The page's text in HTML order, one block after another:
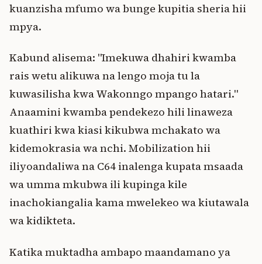
kuanzisha mfumo wa bunge kupitia sheria hii
mpya.
Kabund alisema: "Imekuwa dhahiri kwamba
rais wetu alikuwa na lengo moja tu la
kuwasilisha kwa Wakonngo mpango hatari."
Anaamini kwamba pendekezo hili linaweza
kuathiri kwa kiasi kikubwa mchakato wa
kidemokrasia wa nchi. Mobilization hii
iliyoandaliwa na C64 inalenga kupata msaada
wa umma mkubwa ili kupinga kile
inachokiangalia kama mwelekeo wa kiutawala
wa kidikteta.
Katika muktadha ambapo maandamano ya